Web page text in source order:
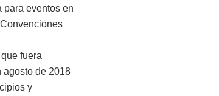
para eventos en
fuera
agosto de 2018
y